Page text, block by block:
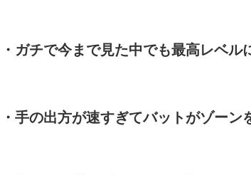
・ガチで今まで見た中でも最高レベル
・手の出方が速すぎてバットがゾー